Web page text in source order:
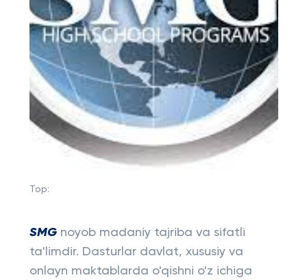
Top:
​​SMGnoyob madaniy tajriba va sifatli
ta'limdir. Dasturlar davlat, xususiy va
onlayn maktablarda o'qishni o'z ichiga